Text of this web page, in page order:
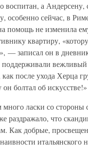
а Андерсену,
особенно сейчас, в
помощь не изменила
квартиру,
— записал он в
вежливый
после ухода Херца
болтал об искусстве!»
ласки со стороны
раздражало, что
Как добрые,